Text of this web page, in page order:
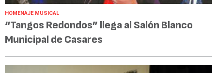
HOMENAJE MUSICAL
“Tangos Redondos” llega al Salón Blanco
Municipal de Casares